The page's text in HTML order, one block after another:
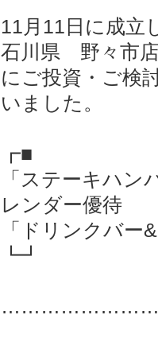
11月11日に成
石川県 野々市
にご投資・ご検
いました。
┏■
「ステーキハ
レンダー優待
「ドリンクバ
┗┛